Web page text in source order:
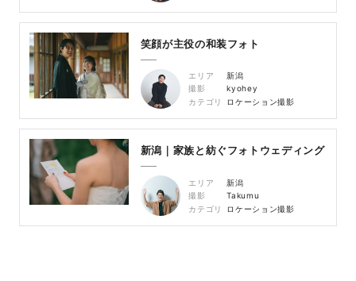
笑顔が主役の和装フォト
エリア
新潟
撮影
kyohey
カテゴリ
ロケーション撮影
新潟｜家族と紡ぐフォトウェディング
エリア
新潟
撮影
Takumu
カテゴリ
ロケーション撮影